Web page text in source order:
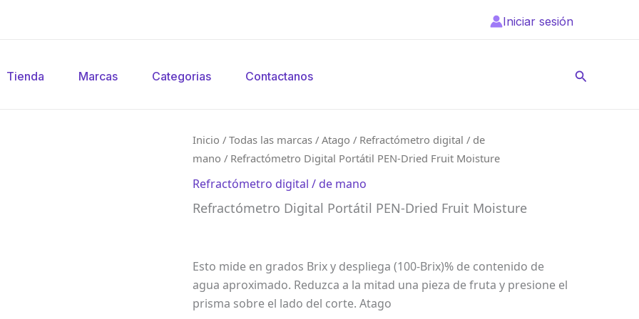
Iniciar sesión
Tienda Marcas Categorias Contactanos Buscar
Inicio /Todas las marcas /Atago / Refractómetro digital / de
mano / Refractómetro Digital Portátil PEN-Dried Fruit Moisture
Refractómetro digital / de mano
Refractómetro Digital Portátil PEN-Dried Fruit Moisture
Esto mide en grados Brix y despliega (100-Brix)% de contenido de
agua aproximado. Reduzca a la mitad una pieza de fruta y presione el
prisma sobre el lado del corte. Atago